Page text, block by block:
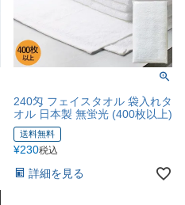
240匁 フェイスタオル 袋入れタ
オル 日本製 無蛍光 (400枚以上)
送料無料
¥230税込
詳細を見る